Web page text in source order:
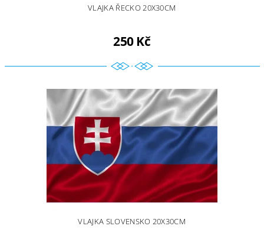
VLAJKA ŘECKO 20X30CM
250 Kč
VLAJKA SLOVENSKO 20X30CM